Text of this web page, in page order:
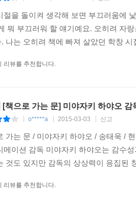
같은 게 없습니다. ‘이제야 되돌아
지나고 나서야 깨닫는 것입니다. …책
는 일이 더 소중하다고 생각합니다.
앞에서 애니메이션을 만든다는 행
리시대의 현상황은 ‘(파국의) 바람이
지 않으면 안 됩니다. _145쪽에서
절을 돌이켜 생각해 보면 부끄러움에
뭐 부끄러워 할 얘기예요. 오히려 자
. 나는 오히려 책에 빠져 살았던 학창
리뷰를 추천합니다.
[책으로 가는 문] 미야자키 하야오
o*****a 2015-03-03 신고
가는 문 / 미야자키 하야오 / 송태욱 /
메이션 감독 미야자키 하야오는 감수
것도 있지만 감독의 상상력이 응집된
리뷰를 추천합니다.